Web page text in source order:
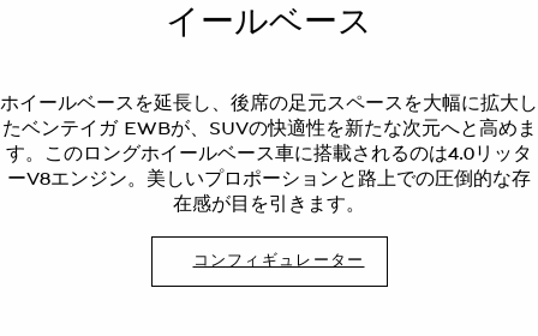
イールベース
ホイールベースを延長し、後席の足元スペースを大幅に拡大し
たベンテイガ EWBが、SUVの快適性を新たな次元へと高めま
す。このロングホイールベース車に搭載されるのは4.0リッタ
ーV8エンジン。美しいプロポーションと路上での圧倒的な存
在感が目を引きます。
コンフィギュレーター